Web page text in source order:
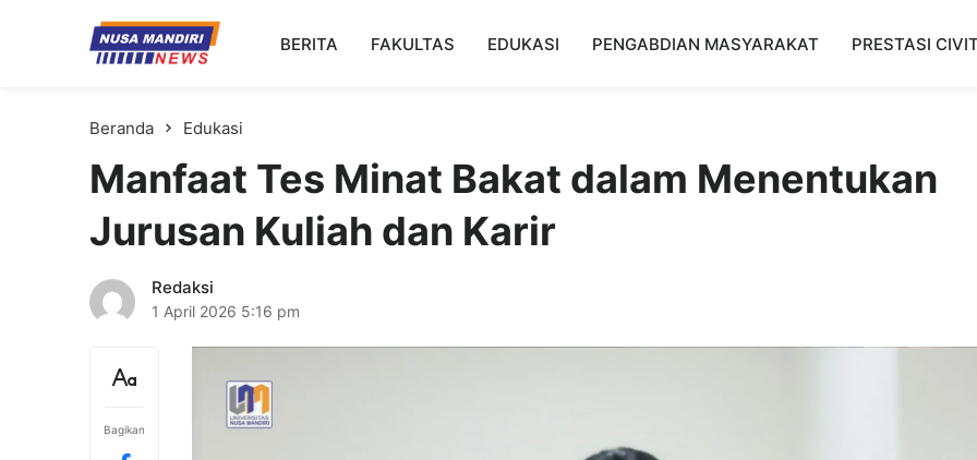
Kampus Digital Bisnis
Universitas Nusa Mandiri
BERITA FAKULTAS EDUKASI PENGABDIAN MASYARAKAT PRESTASI
Beranda Edukasi
Manfaat Tes Minat Bakat dalam Menentukan
Jurusan Kuliah dan Karir
Redaksi
1 April 2026 5:16 pm
Bagikan